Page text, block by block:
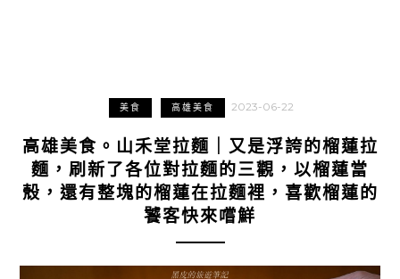
美食 高雄美食 2023-06-22
高雄美食。山禾堂拉麵｜又是浮誇的榴蓮拉
麵，刷新了各位對拉麵的三觀，以榴蓮當
殼，還有整塊的榴蓮在拉麵裡，喜歡榴蓮的
饕客快來嚐鮮